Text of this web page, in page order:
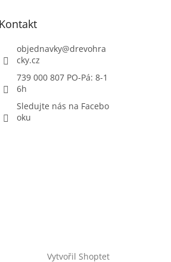
Kontakt
objednavky@drevohra
cky.cz
739 000 807 PO-Pá: 8-1
6h
Sledujte nás na Facebo
oku
Vytvořil Shoptet